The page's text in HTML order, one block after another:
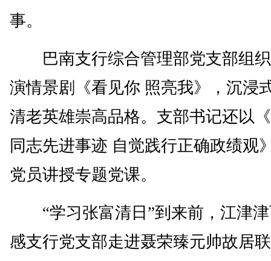
事。
巴南支行综合管理部党支部组织
演情景剧《看见你 照亮我》，沉浸
清老英雄崇高品格。支部书记还以
同志先进事迹 自觉践行正确政绩观
党员讲授专题党课。
“学习张富清日”到来前，江津津
感支行党支部走进聂荣臻元帅故居